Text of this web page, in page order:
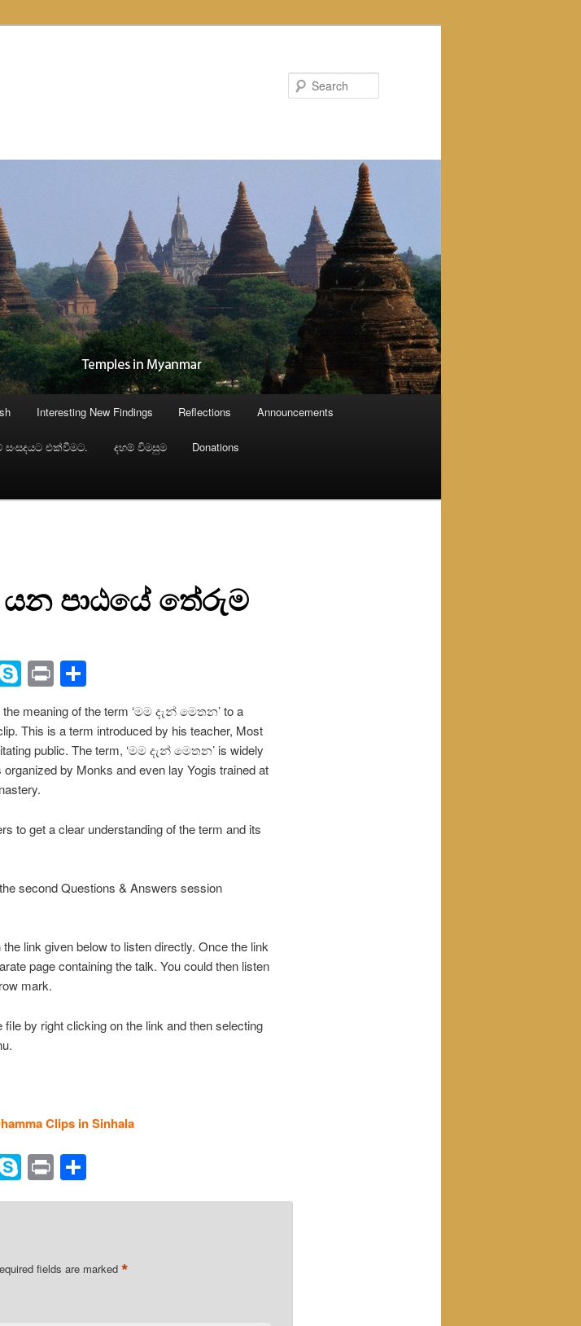
Interesting New Findings Reflections Announcements
සංසදයට එක්වීමට. දහම් විමසුම Donations
පාඨයේ තේරුම
Skype
PrintShare
the meaning of the term ‘මම දැන් මෙතන’ to a
This is a term introduced by his teacher, Most
public. The term, ‘මම දැන් මෙතන’ is widely
by Monks and even lay Yogis trained at
to get a clear understanding of the term and its
second Questions & Answers session
link given below to listen directly. Once the link
page containing the talk. You could then listen
mark.
file by right clicking on the link and then selecting
Clips in Sinhala
Skype
PrintShare
fields are marked *